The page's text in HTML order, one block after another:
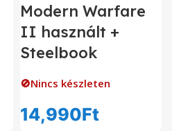
Modern Warfare
II használt +
Steelbook
🚫Nincs készleten
14,990Ft